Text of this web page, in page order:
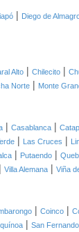
| Diego de
Alto | Chilecito |
Norte | Monte
| Casablanca |
| Las Cruces |
| Putaendo |
| Villa Alemana | Viña
| Coinco |
| San Fernando